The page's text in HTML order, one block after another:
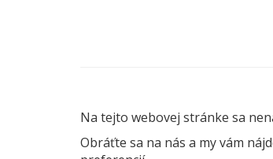
Na tejto webovej stránke sa
Obráťte sa na nás a my vám